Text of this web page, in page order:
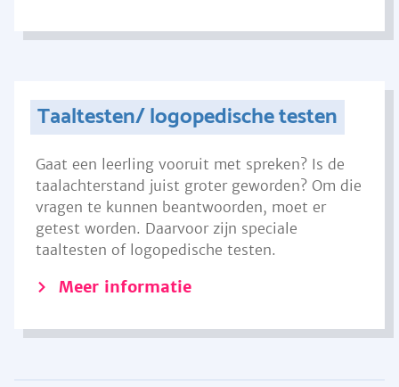
Taaltesten/ logopedische testen
Gaat een leerling vooruit met spreken? Is de
taalachterstand juist groter geworden? Om die
vragen te kunnen beantwoorden, moet er
getest worden. Daarvoor zijn speciale
taaltesten of logopedische testen.
Meer informatie